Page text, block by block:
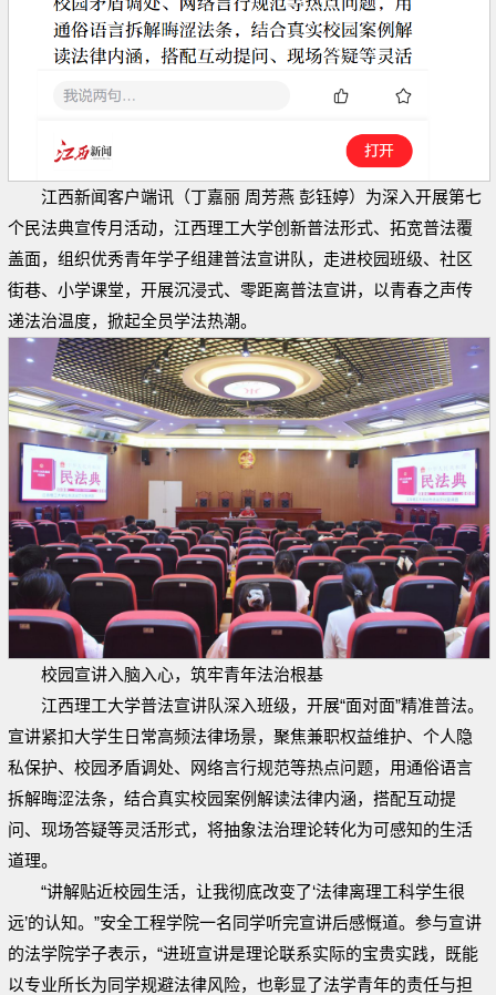
江西新闻客户端讯（丁嘉丽 周芳燕 彭钰婷）为深入开展第七
个民法典宣传月活动，江西理工大学创新普法形式、拓宽普法覆
盖面，组织优秀青年学子组建普法宣讲队，走进校园班级、社区
街巷、小学课堂，开展沉浸式、零距离普法宣讲，以青春之声传
递法治温度，掀起全员学法热潮。
校园宣讲入脑入心，筑牢青年法治根基
江西理工大学普法宣讲队深入班级，开展“面对面”精准普法。
宣讲紧扣大学生日常高频法律场景，聚焦兼职权益维护、个人隐
私保护、校园矛盾调处、网络言行规范等热点问题，用通俗语言
拆解晦涩法条，结合真实校园案例解读法律内涵，搭配互动提
问、现场答疑等灵活形式，将抽象法治理论转化为可感知的生活
道理。
“讲解贴近校园生活，让我彻底改变了‘法律离理工科学生很
远’的认知。”安全工程学院一名同学听完宣讲后感慨道。参与宣讲
的法学院学子表示，“进班宣讲是理论联系实际的宝贵实践，既能
以专业所长为同学规避法律风险，也彰显了法学青年的责任与担